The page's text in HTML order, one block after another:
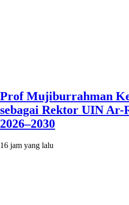
Prof Mujiburrahman
sebagai Rektor UIN Ar-
2026–2030
16 jam yang lalu